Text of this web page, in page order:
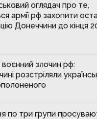
оглядач про те,
армії рф захопити
Донеччини до кінця
злочин рф:
розстріляли
по три групи